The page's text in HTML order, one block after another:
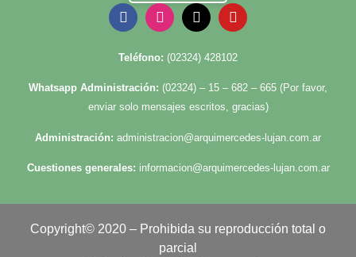
Te léfono: (02324) 428102
Whatsapp Administración: (02324) – 15 – 682 – 665 (Por favor,
enviar solo mensajes escritos, gracias)
Administración: administracion@arquimercedes-lujan.com.ar
Cuestiones generales: informacion@arquimercedes-lujan.com.ar
Copyright© 2020 – Prohibida su reproducción total o
parcial